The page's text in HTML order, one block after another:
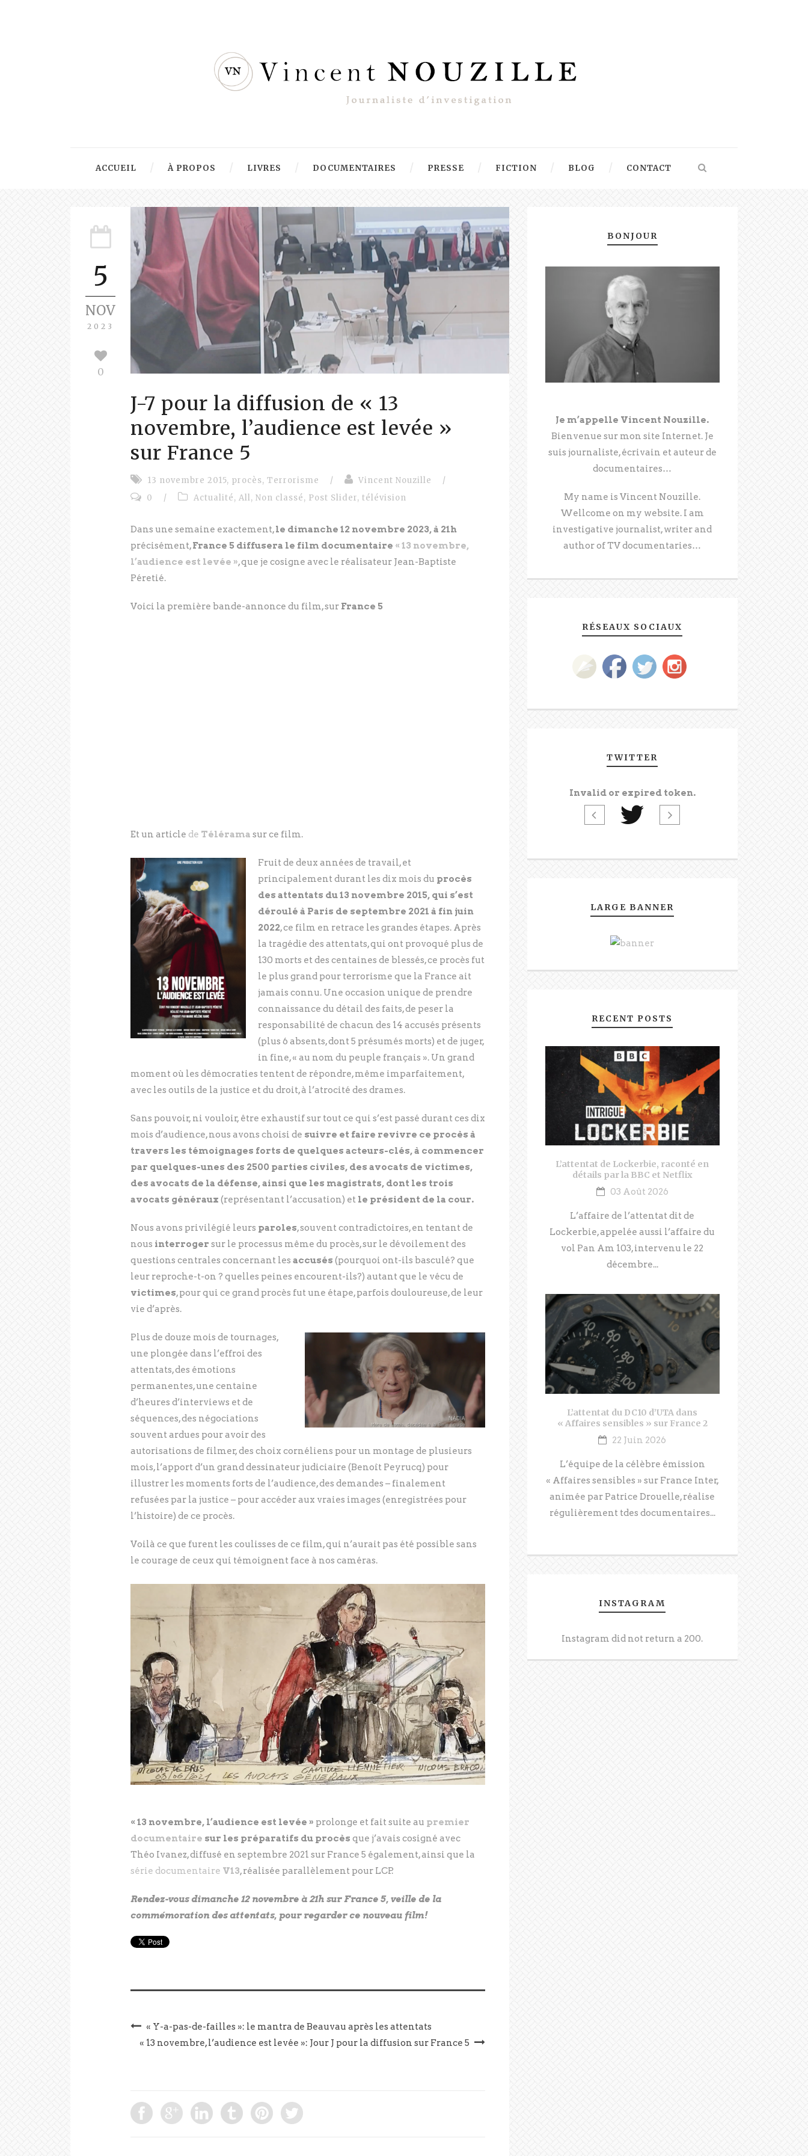
ACCUEIL À PROPOS LIVRES DOCUMENTAIRES PRESSE FICTION BLOG CONTACT
5
NOV
2023
0
J-7 pour la diffusion de « 13
novembre, l’audience est levée »
sur France 5
13 novembre 2015, procès, Terrorisme / Vincent Nouzille
/
0
/ Actualité, All, Non classé, Post Slider, télévision
Dans une semaine exactement,le dimanche 12 novembre 2023, à 21h
précisément,France 5 diffusera le film documentaire « 13 novembre,
l’audience est levée », que je cosigne avec le réalisateur Jean-Baptiste
Péretié.
Voici la première bande-annonce du film, sur France 5
Et un article de Télérama sur ce film.
Fruit de deux années de travail, et
principalement durant les dix mois du procès
des attentats du 13 novembre 2015, qui s’est
déroulé à Paris de septembre 2021 à fin juin
2022, ce film en retrace les grandes étapes. Après
la tragédie des attentats, qui ont provoqué plus de
130 morts et des centaines de blessés, ce procès fut
le plus grand pour terrorisme que la France ait
jamais connu. Une occasion unique de prendre
connaissance du détail des faits, de peser la
responsabilité de chacun des 14 accusés présents
(plus 6 absents, dont 5 présumés morts) et de juger,
in fine, « au nom du peuple français ». Un grand
moment où les démocraties tentent de répondre, même imparfaitement,
avec les outils de la justice et du droit, à l’atrocité des drames.
Sans pouvoir, ni vouloir, être exhaustif sur tout ce qui s’est passé durant ces dix
mois d’audience, nous avons choisi de suivre et faire revivre ce procès à
travers les témoignages forts de quelques acteurs-clés, à commencer
par quelques-unes des 2500 parties civiles, des avocats de victimes,
des avocats de la défense, ainsi que les magistrats, dont les trois
avocats généraux (représentant l’accusation) et le président de la cour.
Nous avons privilégié leurs paroles, souvent contradictoires, en tentant de
nous interroger sur le processus même du procès, sur le dévoilement des
questions centrales concernant les accusés (pourquoi ont-ils basculé? que
leur reproche-t-on ? quelles peines encourent-ils?) autant que le vécu de
victimes, pour qui ce grand procès fut une étape, parfois douloureuse, de leur
vie d’après.
Plus de douze mois de tournages,
une plongée dans l’effroi des
attentats, des émotions
permanentes, une centaine
d’heures d’interviews et de
séquences, des négociations
souvent ardues pour avoir des
autorisations de filmer, des choix cornéliens pour un montage de plusieurs
mois, l’apport d’un grand dessinateur judiciaire (Benoît Peyrucq) pour
illustrer les moments forts de l’audience, des demandes – finalement
refusées par la justice – pour accéder aux vraies images (enregistrées pour
l’histoire) de ce procès.
Voilà ce que furent les coulisses de ce film, qui n’aurait pas été possible sans
le courage de ceux qui témoignent face à nos caméras.
« 13 novembre, l’audience est levée » prolonge et fait suite au premier
documentaire sur les préparatifs du procès que j’avais cosigné avec
Théo Ivanez, diffusé en septembre 2021 sur France 5 également, ainsi que la
série documentaire V13, réalisée parallèlement pour LCP.
Rendez-vous dimanche 12 novembre à 21h sur France 5, veille de la
commémoration des attentats, pour regarder ce nouveau film!
« Y-a-pas-de-failles »: le mantra de Beauvau après les attentats
« 13 novembre, l’audience est levée »: Jour J pour la diffusion sur France 5
BONJOUR
Je m’appelle Vincent Nouzille.
Bienvenue sur mon site Internet. Je
suis journaliste, écrivain et auteur de
documentaires…
My name is Vincent Nouzille.
Wellcome on my website. I am
investigative journalist, writer and
author of TV documentaries…
RÉSEAUX SOCIAUX
TWITTER
Invalid or expired token.
LARGE BANNER
RECENT POSTS
L’attentat de Lockerbie, raconté en
détails par la BBC et Netflix
03 Août 2026
L’affaire de l’attentat dit de
Lockerbie, appelée aussi l’affaire du
vol Pan Am 103, intervenu le 22
décembre...
L’attentat du DC10 d’UTA dans
« Affaires sensibles » sur France 2
22 Juin 2026
L’équipe de la célèbre émission
« Affaires sensibles » sur France Inter,
animée par Patrice Drouelle, réalise
régulièrement tdes documentaires...
INSTAGRAM
Instagram did not return a 200.